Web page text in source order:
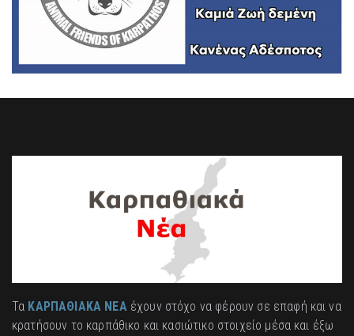
Τα ΚΑΡΠΑΘΙΑΚΑ ΝΕΑέχουν στόχο να φέρουν σε επαφή και να
κρατήσουν το καρπάθικο και κασιώτικο στοιχείο μέσα και έξω